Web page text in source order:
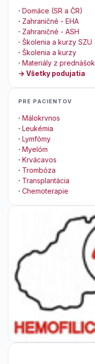
· Domáce (SR a ČR)
· Zahraničné - EHA
· Zahraničné - ASH
· Školenia a kurzy SZU
· Školenia a kurzy
· Materiály z prednášok
→ Všetky podujatia
PRE PACIENTOV
· Málokrvnos
· Leukémia
· Lymfómy
· Myelóm
· Krvácavos
· Trombóza
· Transplantácia
· Chemoterapie